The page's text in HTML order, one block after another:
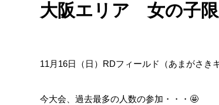
大阪エリア 女の子
11月16日（日）RDフィールド（あまがさき
今大会、過去最多の人数の参加・・・🤩